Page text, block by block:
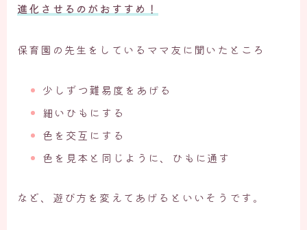
進化させるのがおすすめ！
保育園の先生をしているママ友に聞いたところ
少しずつ難易度をあげる
細いひもにする
色を交互にする
色を見本と同じように、ひもに通す
など、遊び方を変えてあげるといいそうです。